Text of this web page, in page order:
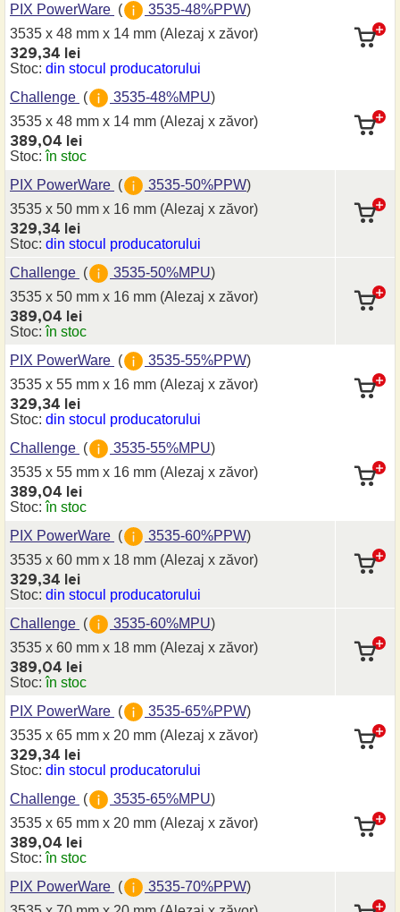
PIX PowerWare ( 3535-48%PPW)
3535 x 48 mm x 14 mm (Alezaj x zăvor)
329,34 lei
Stoc: din stocul producatorului
Challenge ( 3535-48%MPU)
3535 x 48 mm x 14 mm (Alezaj x zăvor)
389,04 lei
Stoc:în stoc
PIX PowerWare ( 3535-50%PPW)
3535 x 50 mm x 16 mm (Alezaj x zăvor)
329,34 lei
Stoc: din stocul producatorului
Challenge ( 3535-50%MPU)
3535 x 50 mm x 16 mm (Alezaj x zăvor)
389,04 lei
Stoc:în stoc
PIX PowerWare ( 3535-55%PPW)
3535 x 55 mm x 16 mm (Alezaj x zăvor)
329,34 lei
Stoc: din stocul producatorului
Challenge ( 3535-55%MPU)
3535 x 55 mm x 16 mm (Alezaj x zăvor)
389,04 lei
Stoc:în stoc
PIX PowerWare ( 3535-60%PPW)
3535 x 60 mm x 18 mm (Alezaj x zăvor)
329,34 lei
Stoc: din stocul producatorului
Challenge ( 3535-60%MPU)
3535 x 60 mm x 18 mm (Alezaj x zăvor)
389,04 lei
Stoc:în stoc
PIX PowerWare ( 3535-65%PPW)
3535 x 65 mm x 20 mm (Alezaj x zăvor)
329,34 lei
Stoc: din stocul producatorului
Challenge ( 3535-65%MPU)
3535 x 65 mm x 20 mm (Alezaj x zăvor)
389,04 lei
Stoc:în stoc
PIX PowerWare ( 3535-70%PPW)